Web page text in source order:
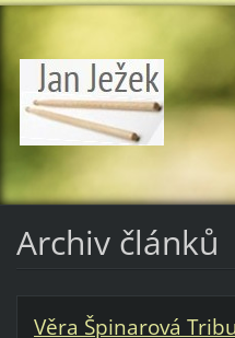
Archiv článků
Věra Špinarová